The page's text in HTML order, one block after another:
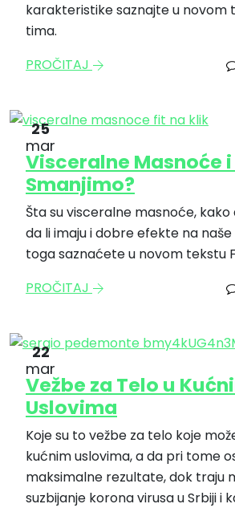
karakteristike saznajte u novom
tima.
PROČITAJ
25
mar
Visceralne Masnoće
Smanjimo?
Šta su visceralne masnoće, kako
da li imaju i dobre efekte na
toga saznaćete u novom tekstu
PROČITAJ
22
mar
Vežbe za Telo u
Uslovima
Koje su to vežbe za telo koje
kućnim uslovima, a da pri tome
maksimalne rezultate, dok traju
suzbijanje korona virusa u Srbiji i